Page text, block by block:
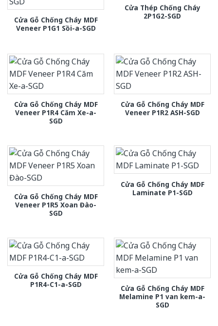
Cửa Gỗ Chống Cháy MDF
Veneer P1G1 Sồi-a-SGD
Cửa Thép Chống Cháy
2P1G2-SGD
Cửa Gỗ Chống Cháy MDF
Veneer P1R4 Căm Xe-a-
SGD
Cửa Gỗ Chống Cháy MDF
Veneer P1R2 ASH-SGD
Cửa Gỗ Chống Cháy MDF
Veneer P1R5 Xoan Đào-
SGD
Cửa Gỗ Chống Cháy MDF
Laminate P1-SGD
Cửa Gỗ Chống Cháy MDF
P1R4-C1-a-SGD
Cửa Gỗ Chống Cháy MDF
Melamine P1 van kem-a-
SGD